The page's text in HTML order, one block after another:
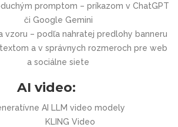
promptom – príkazom v ChatGPT
či Google Gemini
vzoru – podľa nahratej predlohy banneru
a v správnych rozmeroch pre web
a sociálne siete
AI video:
AI LLM video modely
KLING Video